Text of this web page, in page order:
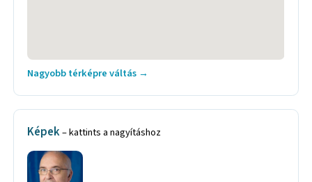
Nagyobb térképre váltás →
Képek– kattints a nagyításhoz